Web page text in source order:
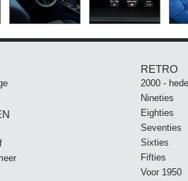
RETRO
2000 -
Nineties
Eighties
Seventies
Sixties
Fifties
Voor 1950